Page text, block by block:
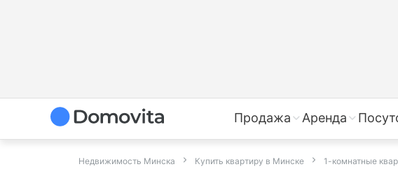
Продажа Аренда
Недвижимость Минска Купить квартиру в Минске 1-комнатные